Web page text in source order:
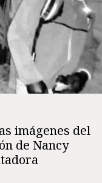
imágenes del
de Nancy